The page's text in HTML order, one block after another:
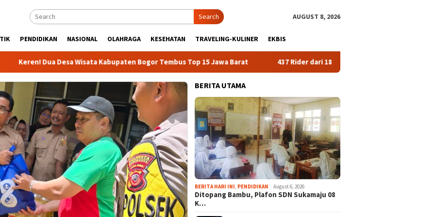
Search AUGUST 8, 2026
PENDIDIKAN NASIONAL OLAHRAGA KESEHATAN TRAVELING-KULINER EKBIS
Dua Desa Wisata Kabupaten Bogor Tembus Top 15 Jawa Barat 437 Rider dari 18 Provinsi Ramaikan Bupati Cup 2026 Tour
BERITA UTAMA
BERITA HARI INI PENDIDIKAN August 6, 2026
Ditopang Bambu, Plafon SDN Sukamaju 08
K…